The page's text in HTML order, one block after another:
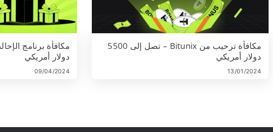
دولار أمريكي
09/04/2024
مكافأة ترحيب من Bitunix – تصل إلى 5500
دولار أمريكي
13/01/2024